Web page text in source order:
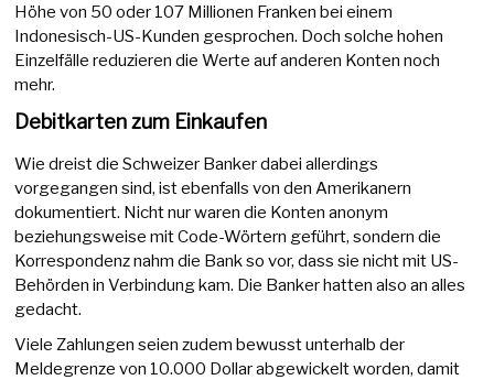
Höhe von 50 oder 107 Millionen Franken bei einem
Indonesisch-US-Kunden gesprochen. Doch solche hohen
Einzelfälle reduzieren die Werte auf anderen Konten noch
mehr.
Debitkarten zum Einkaufen
Wie dreist die Schweizer Banker dabei allerdings
vorgegangen sind, ist ebenfalls von den Amerikanern
dokumentiert. Nicht nur waren die Konten anonym
beziehungsweise mit Code-Wörtern geführt, sondern die
Korrespondenz nahm die Bank so vor, dass sie nicht mit US-
Behörden in Verbindung kam. Die Banker hatten also an alles
gedacht.
Viele Zahlungen seien zudem bewusst unterhalb der
Meldegrenze von 10.000 Dollar abgewickelt worden, damit